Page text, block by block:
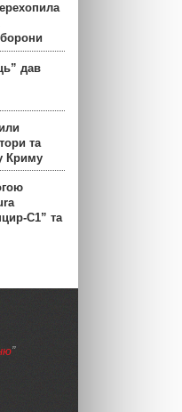
дав
та
Криму
С1” та
”